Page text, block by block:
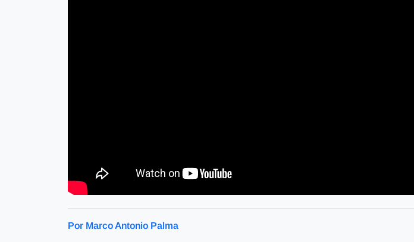
Por Marco Antonio Palma